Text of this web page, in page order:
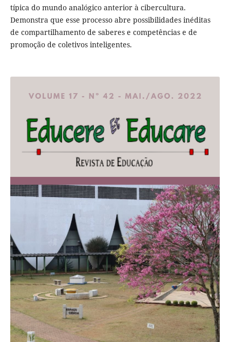
típica do mundo analógico anterior à cibercultura.
Demonstra que esse processo abre possibilidades inéditas
de compartilhamento de saberes e competências e de
promoção de coletivos inteligentes.